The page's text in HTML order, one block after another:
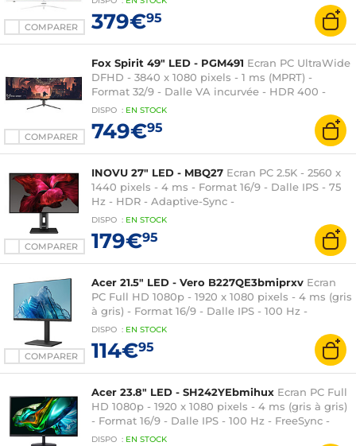
COMPARER 379€95
COMPARER
Fox Spirit 49" LED - PGM491 Ecran PC UltraWide
DFHD - 3840 x 1080 pixels - 1 ms (MPRT) -
Format 32/9 - Dalle VA incurvée - HDR 400 -
Adaptive-Sync - 144 Hz - HDMI/DisplayPort/USB-
C - Hauteur ajustable - Haut-parleurs - Noir
DISPO : EN STOCK
749€95
COMPARER
INOVU 27" LED - MBQ27 Ecran PC 2.5K - 2560 x
1440 pixels - 4 ms - Format 16/9 - Dalle IPS - 75
Hz - HDR - Adaptive-Sync -
HDMI/DisplayPort/USB-C - Pivot - Haut-parleurs -
DISPO : EN STOCK
179€95
COMPARER
Acer 21.5" LED - Vero B227QE3bmiprxv Ecran
PC Full HD 1080p - 1920 x 1080 pixels - 4 ms (gris
à gris) - Format 16/9 - Dalle IPS - 100 Hz -
HDMI/DisplayPort/VGA - Pivot - Haut-parleurs -
DISPO : EN STOCK
114€95
Acer 23.8" LED - SH242YEbmihux Ecran PC Full
HD 1080p - 1920 x 1080 pixels - 4 ms (gris à gris)
- Format 16/9 - Dalle IPS - 100 Hz - FreeSync -
HDMI/USB-C - Réglage en hauteur - Noir
DISPO : EN STOCK